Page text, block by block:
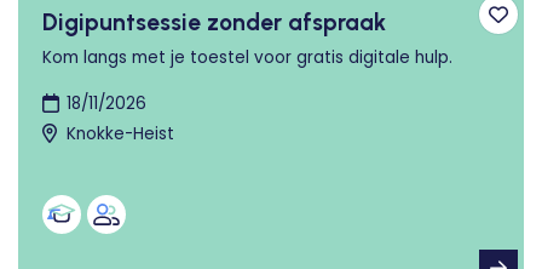
Digipuntsessie zonder afspraak
Kom langs met je toestel voor gratis digitale hulp.
18/11/2026
Knokke-Heist